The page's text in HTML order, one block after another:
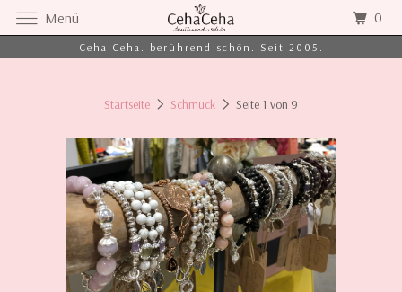
Ceha Ceha. berührend schön. Seit 2005.
Startseite Schmuck Seite 1 von 9
Menü 0